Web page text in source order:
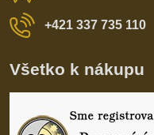
+421 337 735 110
Všetko k nákupu